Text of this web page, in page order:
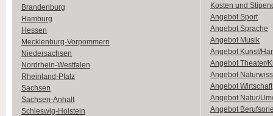
Brandenburg
Hamburg
Hessen
Mecklenburg-Vorpommern
Niedersachsen
Nordrhein-Westfalen
Rheinland-Pfalz
Sachsen
Sachsen-Anhalt
Schleswig-Holstein
Kosten und
Angebot Sport
Angebot Sprache
Angebot Musik
Angebot Kunst/
Angebot Theater/
Angebot
Angebot Wirtschaft
Angebot Natur/
Angebot